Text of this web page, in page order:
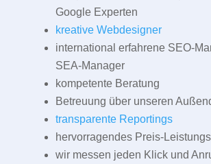
Google Experten
kreative Webdesigner
international erfahrene SEO-
SEA-Manager
kompetente Beratung
Betreuung über unseren
transparente Reportings
hervorragendes Preis-
wir messen jeden Klick und